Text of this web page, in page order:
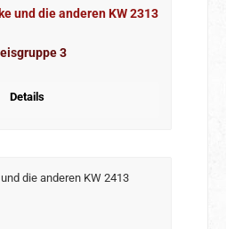
und die anderen KW 2313
3
Details